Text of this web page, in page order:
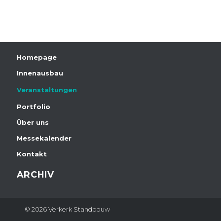
Homepage
Innenausbau
Veranstaltungen
Portfolio
Über uns
Messekalender
Kontakt
ARCHIV
© 2026 Verkerk Standbouw